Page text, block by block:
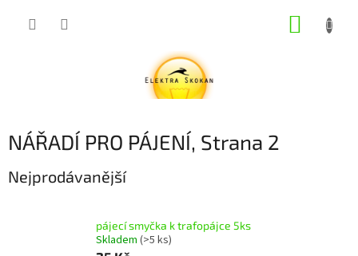
NÁŘADÍ PRO PÁJENÍ, Strana 2
Nejprodávanější
pájecí smyčka k trafopájce 5ks
Skladem (>5 ks)